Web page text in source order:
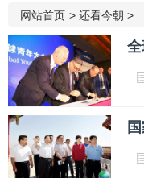
网站首页 > 还看今朝 >